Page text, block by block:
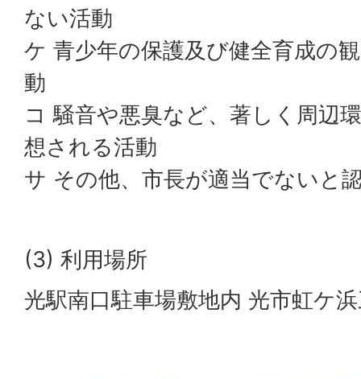
ない活動
ケ 青少年の保護及び健全育成の
動
コ 騒音や悪臭など、著しく周辺
想される活動
サ その他、市長が適当でないと
(3) 利用場所
光駅南口駐車場敷地内 光市虹ケ